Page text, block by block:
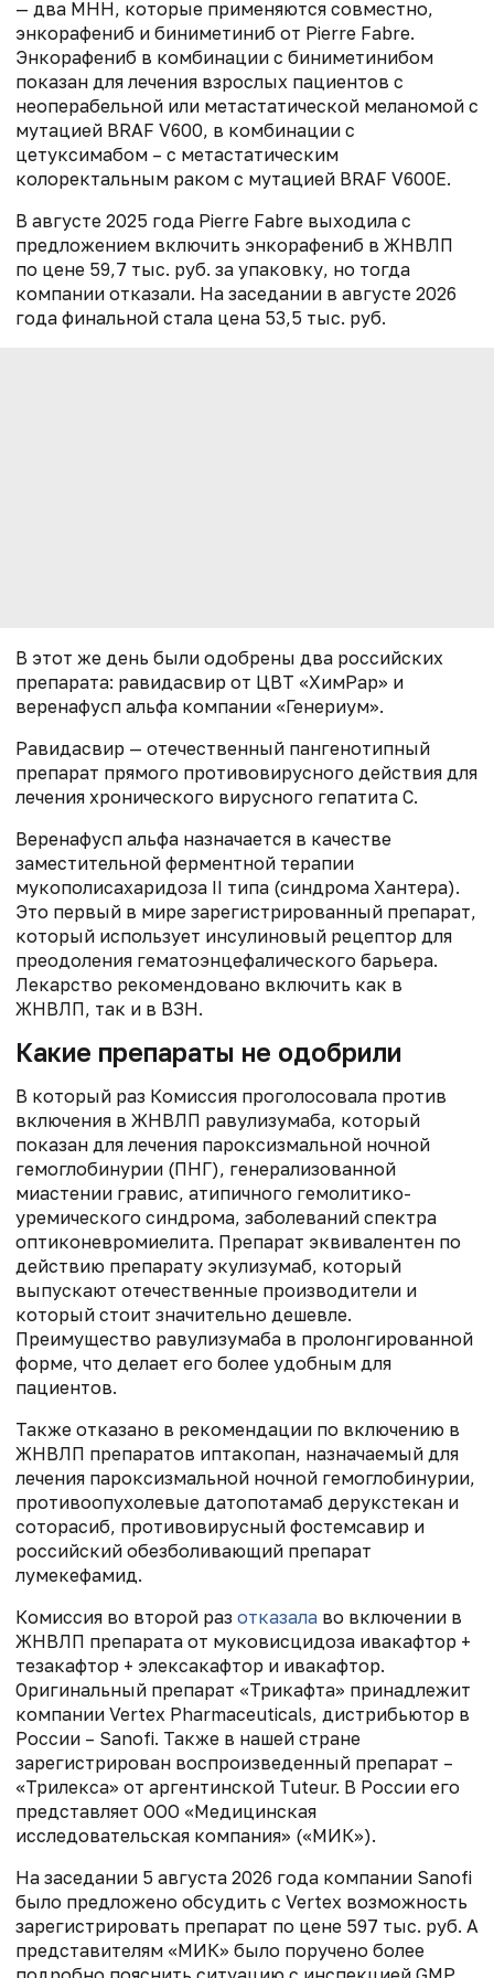
— два МНН, которые применяются совместно,
энкорафениб и биниметиниб от Pierre Fabre.
Энкорафениб в комбинации с биниметинибом
показан для лечения взрослых пациентов с
неоперабельной или метастатической меланомой с
мутацией BRAF V600, в комбинации с
цетуксимабом – с метастатическим
колоректальным раком с мутацией BRAF V600E.
В августе 2025 года Pierre Fabre выходила с
предложением включить энкорафениб в ЖНВЛП
по цене 59,7 тыс. руб. за упаковку, но тогда
компании отказали. На заседании в августе 2026
года финальной стала цена 53,5 тыс. руб.
В этот же день были одобрены два российских
препарата: равидасвир от ЦВТ «ХимРар» и
веренафусп альфа компании «Генериум».
Равидасвир — отечественный пангенотипный
препарат прямого противовирусного действия для
лечения хронического вирусного гепатита С.
Веренафусп альфа назначается в качестве
заместительной ферментной терапии
мукополисахаридоза II типа (синдрома Хантера).
Это первый в мире зарегистрированный препарат,
который использует инсулиновый рецептор для
преодоления гематоэнцефалического барьера.
Лекарство рекомендовано включить как в
ЖНВЛП, так и в ВЗН.
Какие препараты не одобрили
В который раз Комиссия проголосовала против
включения в ЖНВЛП равулизумаба, который
показан для лечения пароксизмальной ночной
гемоглобинурии (ПНГ), генерализованной
миастении гравис, атипичного гемолитико-
уремического синдрома, заболеваний спектра
оптиконевромиелита. Препарат эквивалентен по
действию препарату экулизумаб, который
выпускают отечественные производители и
который стоит значительно дешевле.
Преимущество равулизумаба в пролонгированной
форме, что делает его более удобным для
пациентов.
Также отказано в рекомендации по включению в
ЖНВЛП препаратов иптакопан, назначаемый для
лечения пароксизмальной ночной гемоглобинурии,
противоопухолевые датопотамаб дерукстекан и
соторасиб, противовирусный фостемсавир и
российский обезболивающий препарат
лумекефамид.
Комиссия во второй раз отказала во включении в
ЖНВЛП препарата от муковисцидоза ивакафтор +
тезакафтор + элексакафтор и ивакафтор.
Оригинальный препарат «Трикафта» принадлежит
компании Vertex Pharmaceuticals, дистрибьютор в
России – Sanofi. Также в нашей стране
зарегистрирован воспроизведенный препарат –
«Трилекса» от аргентинской Tuteur. В России его
представляет ООО «Медицинская
исследовательская компания» («МИК»).
На заседании 5 августа 2026 года компании Sanofi
было предложено обсудить с Vertex возможность
зарегистрировать препарат по цене 597 тыс. руб. А
представителям «МИК» было поручено более